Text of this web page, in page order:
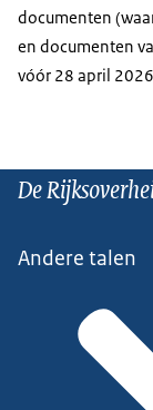
documenten
en documenten
vóór 28 april
De
Andere talen